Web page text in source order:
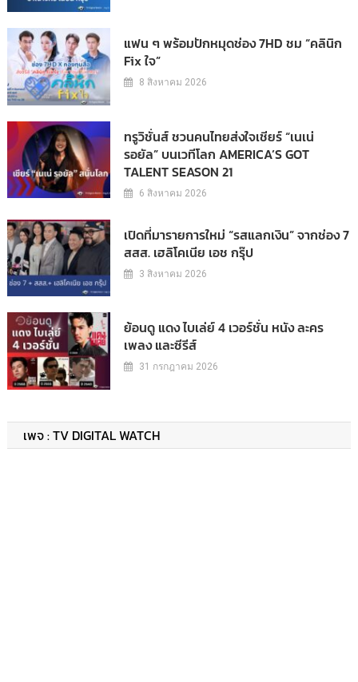
แฟน ๆ พร้อมปักหมุดช่อง 7HD ชม “คลินิก
Fix ใจ”
8 สิงหาคม 2026
ทรูวิชั่นส์ ชวนคนไทยส่งใจเชียร์ “เนเน่
รอยัล” บนเวทีโลก AMERICA’S GOT
TALENT SEASON 21
6 สิงหาคม 2026
เปิดที่มารายการใหม่ “รสแลกเงิน” จากช่อง 7
สสส. เฮลิโคเนีย เอช กรุ๊ป
3 สิงหาคม 2026
ย้อนดู แดง ไบเล่ย์ 4 เวอร์ชั่น หนัง ละคร
เพลง และซีรีส์
31 กรกฎาคม 2026
เพจ : TV DIGITAL WATCH